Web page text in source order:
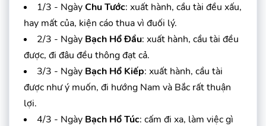
1/3 - NgàyChu Tước: xuất hành, cầu tài đều xấu,
hay mất của, kiện cáo thua vì đuối lý.
2/3 - Ngày Bạch Hổ Đầu: xuất hành, cầu tài đều
được, đi đâu đều thông đạt cả.
3/3 - Ngày Bạch Hổ Kiếp: xuất hành, cầu tài
được như ý muốn, đi hướng Nam và Bắc rất thuận
lợi.
4/3 - Ngày Bạch Hổ Túc: cấm đi xa, làm việc gì